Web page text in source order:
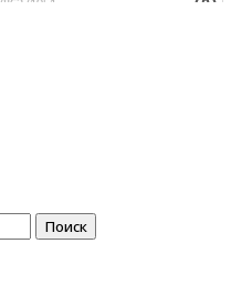
Поиск